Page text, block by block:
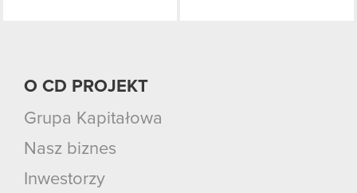
O CD PROJEKT
Grupa Kapitałowa
Nasz biznes
Inwestorzy